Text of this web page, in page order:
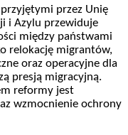
przez Unię
i Azylu przewiduje
między państwami
relokację migrantów,
oraz operacyjne dla
presją migracyjną.
reformy jest
wzmocnienie ochrony